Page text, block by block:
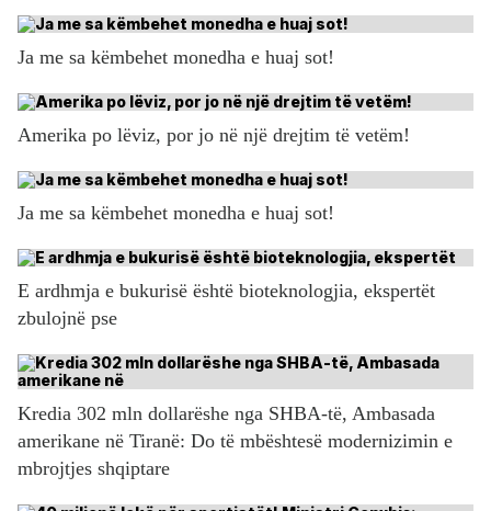
Ja me sa këmbehet monedha e huaj sot!
Amerika po lëviz, por jo në një drejtim të vetëm!
Ja me sa këmbehet monedha e huaj sot!
E ardhmja e bukurisë është bioteknologjia, ekspertët
zbulojnë pse
Kredia 302 mln dollarëshe nga SHBA-të, Ambasada
amerikane në Tiranë: Do të mbështesë modernizimin e
mbrojtjes shqiptare